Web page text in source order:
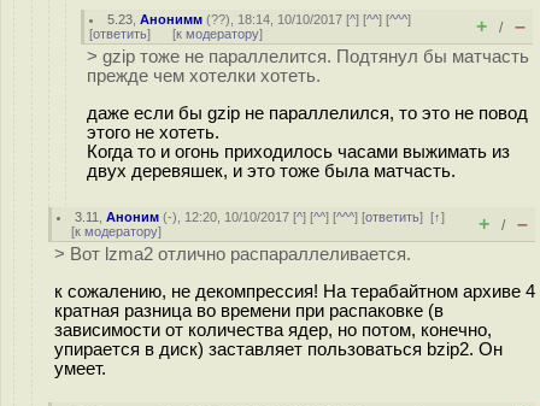
5.23 ,Анонимм (??), 18:14, 10/10/2017 [^] [^^] [^^^]
[ответить] [к модератору] + / –
> gzip тоже не параллелится. Подтянул бы матчасть
прежде чем хотелки хотеть.
даже если бы gzip не параллелился, то это не повод
этого не хотеть.
Когда то и огонь приходилось часами выжимать из
двух деревяшек, и это тоже была матчасть.
3.11 ,Аноним (-), 12:20, 10/10/2017 [^] [^^] [^^^] [ответить][↑]
[к модератору] + / –
> Вот lzma2 отлично распараллеливается.
к сожалению, не декомпрессия! На терабайтном архиве 4
кратная разница во времени при распаковке (в
зависимости от количества ядер, но потом, конечно,
упирается в диск) заставляет пользоваться bzip2. Он
умеет.